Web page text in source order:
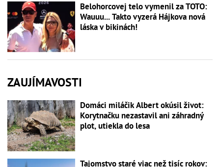
Belohorcovej telo vymenil za TOTO:
Wauuu... Takto vyzerá Hájkova nová
láska v bikinách!
ZAUJÍMAVOSTI
Domáci miláčik Albert okúsil život:
Korytnačku nezastavil ani záhradný
plot, utiekla do lesa
Tajomstvo staré viac než tisíc rokov: